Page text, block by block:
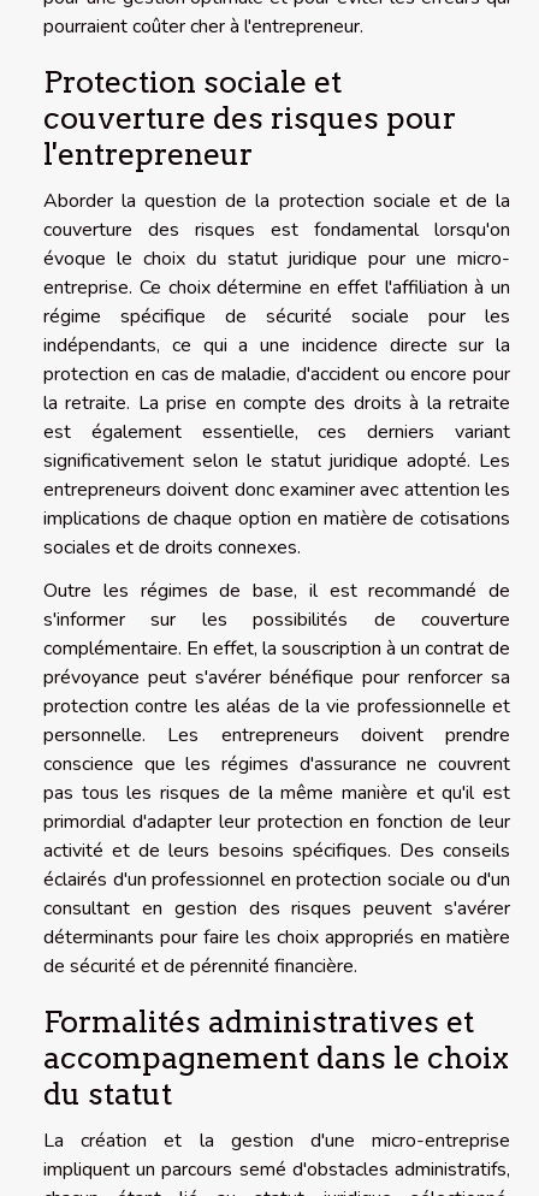
pourraient coûter cher à l'entrepreneur.
Protection sociale et
couverture des risques pour
l'entrepreneur
Aborder la question de la protection sociale et de la
couverture des risques est fondamental lorsqu'on
évoque le choix du statut juridique pour une micro-
entreprise. Ce choix détermine en effet l'affiliation à un
régime spécifique de sécurité sociale pour les
indépendants, ce qui a une incidence directe sur la
protection en cas de maladie, d'accident ou encore pour
la retraite. La prise en compte des droits à la retraite
est également essentielle, ces derniers variant
significativement selon le statut juridique adopté. Les
entrepreneurs doivent donc examiner avec attention les
implications de chaque option en matière de cotisations
sociales et de droits connexes.
Outre les régimes de base, il est recommandé de
s'informer sur les possibilités de couverture
complémentaire. En effet, la souscription à un contrat de
prévoyance peut s'avérer bénéfique pour renforcer sa
protection contre les aléas de la vie professionnelle et
personnelle. Les entrepreneurs doivent prendre
conscience que les régimes d'assurance ne couvrent
pas tous les risques de la même manière et qu'il est
primordial d'adapter leur protection en fonction de leur
activité et de leurs besoins spécifiques. Des conseils
éclairés d'un professionnel en protection sociale ou d'un
consultant en gestion des risques peuvent s'avérer
déterminants pour faire les choix appropriés en matière
de sécurité et de pérennité financière.
Formalités administratives et
accompagnement dans le choix
du statut
La création et la gestion d'une micro-entreprise
impliquent un parcours semé d'obstacles administratifs,